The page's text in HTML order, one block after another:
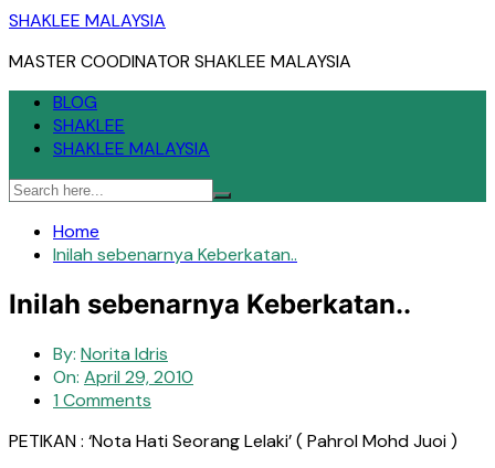
Skip
content
SHAKLEE MALAYSIA
MASTER COODINATOR SHAKLEE MALAYSIA
BLOG
SHAKLEE
SHAKLEE MALAYSIA
Home
Inilah sebenarnya Keberkatan..
Inilah sebenarnya Keberkatan..
By: Norita Idris
On: April 29, 2010
1 Comments
PETIKAN : ‘Nota Hati Seorang Lelaki’ ( Pahrol Mohd Juoi )